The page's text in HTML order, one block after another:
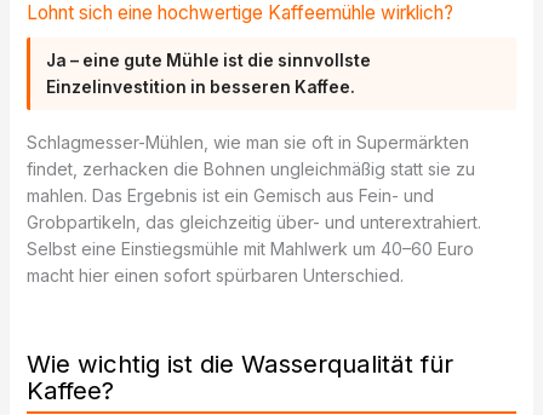
Lohnt sich eine hochwertige Kaffeemühle wirklich?
Ja – eine gute Mühle ist die sinnvollste
Einzelinvestition in besseren Kaffee.
Schlagmesser-Mühlen, wie man sie oft in Supermärkten
findet, zerhacken die Bohnen ungleichmäßig statt sie zu
mahlen. Das Ergebnis ist ein Gemisch aus Fein- und
Grobpartikeln, das gleichzeitig über- und unterextrahiert.
Selbst eine Einstiegsmühle mit Mahlwerk um 40–60 Euro
macht hier einen sofort spürbaren Unterschied.
Wie wichtig ist die Wasserqualität für
Kaffee?